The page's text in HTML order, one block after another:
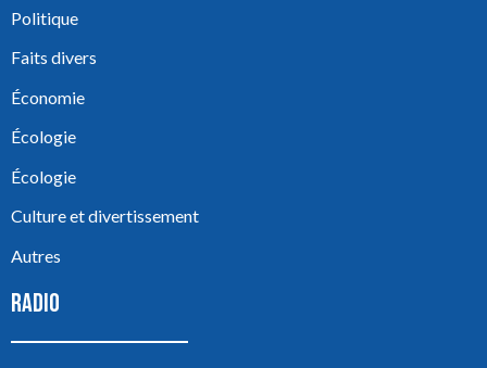
Politique
Faits divers
Économie
Écologie
Écologie
Culture et divertissement
Autres
RADIO